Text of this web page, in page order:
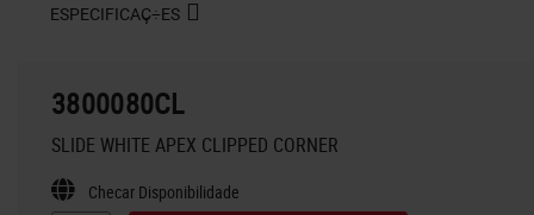
ESPECIFICAÇ÷ES
3800080CL
SLIDE WHITE APEX CLIPPED CORNER
Checar Disponibilidade